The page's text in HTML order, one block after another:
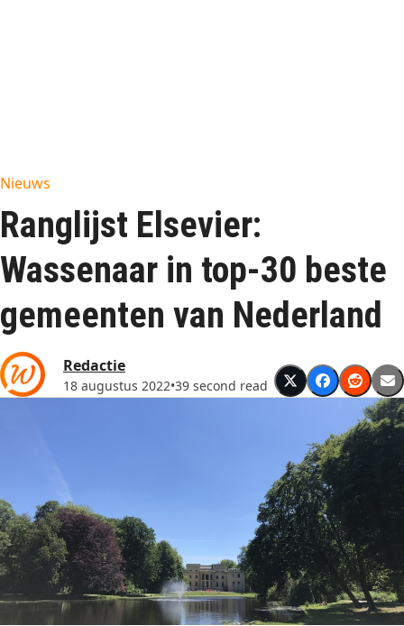
Nieuws
Ranglijst Elsevier:
Wassenaar in top-30 beste
gemeenten van Nederland
Redactie
18 augustus 2022•39 second read